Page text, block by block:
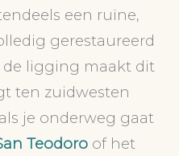
een ruïne,
gerestaureerd
de ligging maakt dit
ten zuidwesten
je onderweg gaat
Teodoro of het